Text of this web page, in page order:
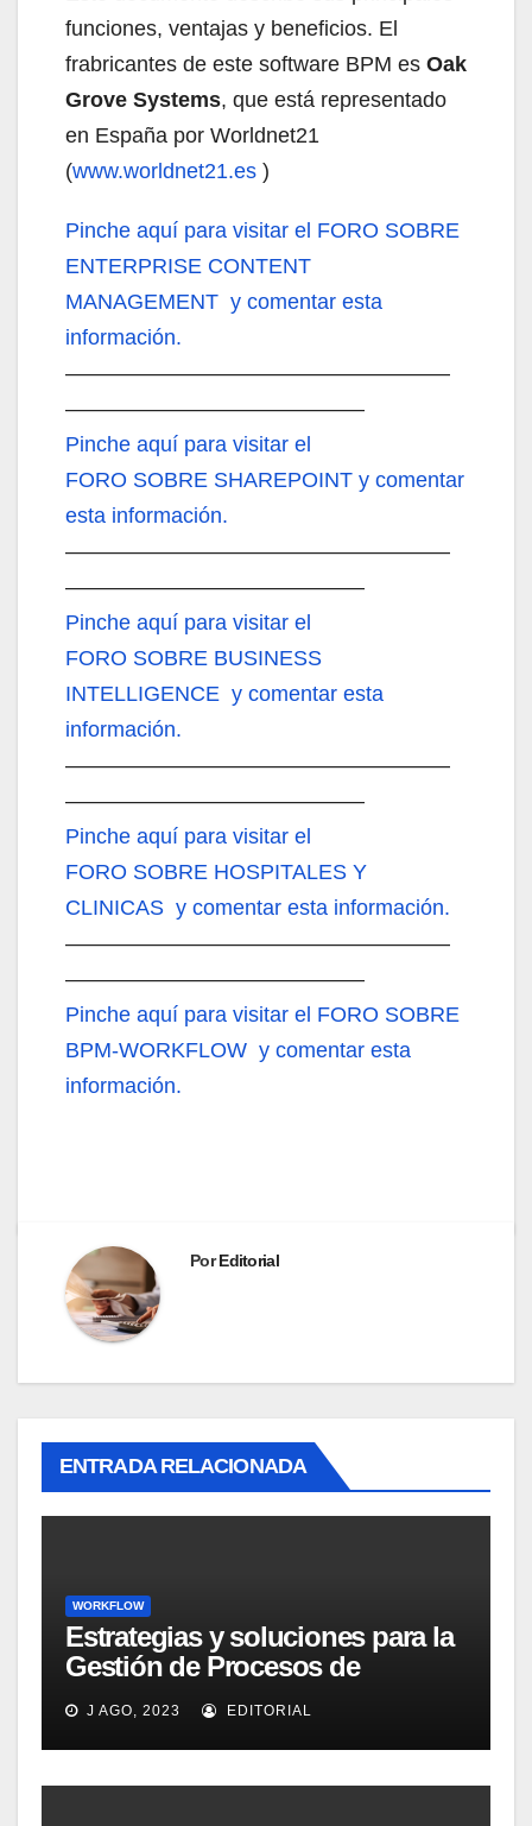
funciones, ventajas y beneficios. El
frabricantes de este software BPM es Oak
Grove Systems, que está representado
en España por Worldnet21
(www.worldnet21.es )
Pinche aquí para visitar el FORO SOBRE
ENTERPRISE CONTENT
MANAGEMENT y comentar esta
información.
——————————————————
——————————————
Pinche aquí para visitar el
FORO SOBRE SHAREPOINT y comentar
esta información.
——————————————————
——————————————
Pinche aquí para visitar el
FORO SOBRE BUSINESS
INTELLIGENCE y comentar esta
información.
——————————————————
——————————————
Pinche aquí para visitar el
FORO SOBRE HOSPITALES Y
CLINICAS y comentar esta información.
——————————————————
——————————————
Pinche aquí para visitar el FORO SOBRE
BPM-WORKFLOW y comentar esta
información.
PorEditorial
ENTRADA RELACIONADA
WORKFLOW
Estrategias y soluciones para la
Gestión de Procesos de
Negocio (BPM)
J AGO, 2023 EDITORIAL